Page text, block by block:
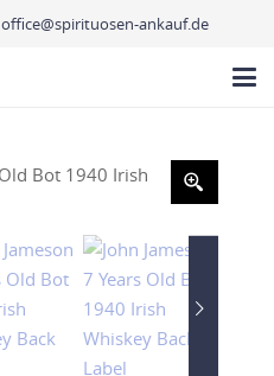
office@spirituosen-ankauf.de